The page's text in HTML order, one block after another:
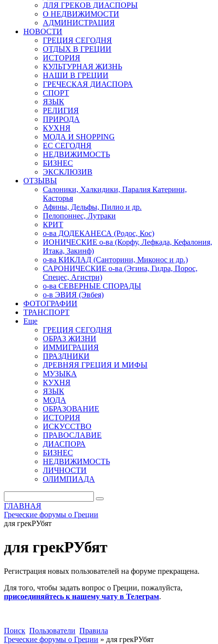
ДЛЯ ГРЕКОВ ДИАСПОРЫ
О НЕДВИЖИМОСТИ
АДМИНИСТРАЦИЯ
НОВОСТИ
ГРЕЦИЯ СЕГОДНЯ
ОТДЫХ В ГРЕЦИИ
ИСТОРИЯ
КУЛЬТУРНАЯ ЖИЗНЬ
НАШИ В ГРЕЦИИ
ГРЕЧЕСКАЯ ДИАСПОРА
СПОРТ
ЯЗЫК
РЕЛИГИЯ
ПРИРОДА
КУХНЯ
МОДА И SHOPPING
ЕС СЕГОДНЯ
НЕДВИЖИМОСТЬ
БИЗНЕС
ЭКСКЛЮЗИВ
ОТЗЫВЫ
Салоники, Халкидики, Паралия Катерини,
Касторья
Афины, Дельфы, Пилио и др.
Пелопоннес, Лутраки
КРИТ
о-ва ДОДЕКАНЕСА (Родос, Кос)
ИОНИЧЕСКИЕ о-ва (Корфу, Лефкада, Кефалония,
Итака, Закинф)
о-ва КИКЛАД (Санторини, Миконос и др.)
САРОНИЧЕСКИЕ о-ва (Эгина, Гидра, Порос,
Спецес, Агистри)
о-ва СЕВЕРНЫЕ СПОРАДЫ
о-в ЭВИЯ (Эвбея)
ФОТОГРАФИИ
ТРАНСПОРТ
Еще
ГРЕЦИЯ СЕГОДНЯ
ОБРАЗ ЖИЗНИ
ИММИГРАЦИЯ
ПРАЗДНИКИ
ДРЕВНЯЯ ГРЕЦИЯ И МИФЫ
МУЗЫКА
КУХНЯ
ЯЗЫК
МОДА
ОБРАЗОВАНИЕ
ИСТОРИЯ
ИСКУССТВО
ПРАВОСЛАВИЕ
ДИАСПОРА
БИЗНЕС
НЕДВИЖИМОСТЬ
ЛИЧНОСТИ
ОЛИМПИАДА
ГЛАВНАЯ
Греческие форумы о Греции
для грекРУбят
для грекРУбят
Регистрация новых пользователей на форуме прекращена.
Для того, чтобы задать вопрос о Греции, пожалуйста,
присоединяйтесь к нашему чату в Телеграм.
Поиск Пользователи Правила
Греческие форумы о Греции » для грекРУбят